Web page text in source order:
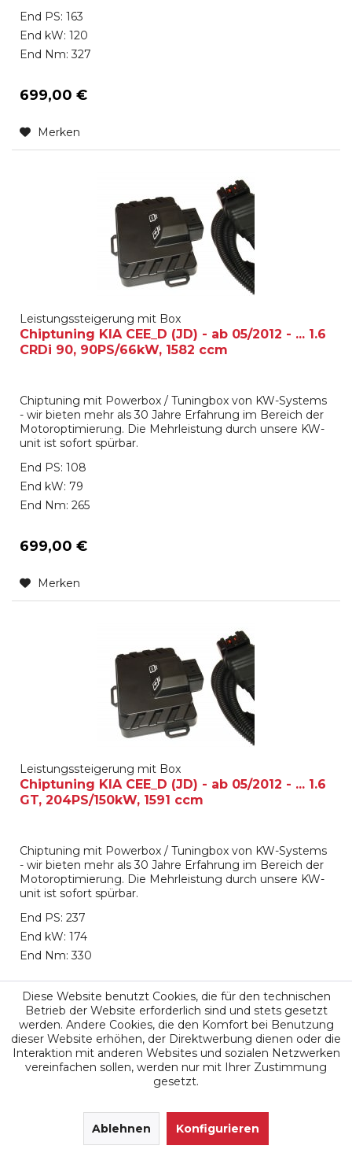
End PS: 163
End kW: 120
End Nm: 327
699,00 €
Merken
Leistungssteigerung mit Box
Chiptuning KIA CEE_D (JD) - ab 05/2012 - ... 1.6
CRDi 90, 90PS/66kW, 1582 ccm
Chiptuning mit Powerbox / Tuningbox von KW-Systems
- wir bieten mehr als 30 Jahre Erfahrung im Bereich der
Motoroptimierung. Die Mehrleistung durch unsere KW-
unit ist sofort spürbar.
End PS: 108
End kW: 79
End Nm: 265
699,00 €
Merken
Leistungssteigerung mit Box
Chiptuning KIA CEE_D (JD) - ab 05/2012 - ... 1.6
GT, 204PS/150kW, 1591 ccm
Chiptuning mit Powerbox / Tuningbox von KW-Systems
- wir bieten mehr als 30 Jahre Erfahrung im Bereich der
Motoroptimierung. Die Mehrleistung durch unsere KW-
unit ist sofort spürbar.
End PS: 237
End kW: 174
End Nm: 330
699,00 €
Merken
Diese Website benutzt Cookies, die für den technischen
Betrieb der Website erforderlich sind und stets gesetzt
werden. Andere Cookies, die den Komfort bei Benutzung
dieser Website erhöhen, der Direktwerbung dienen oder die
Interaktion mit anderen Websites und sozialen Netzwerken
vereinfachen sollen, werden nur mit Ihrer Zustimmung
gesetzt.
Ablehnen Konfigurieren
SEHR GUT (4.9 / 5)
Bewertungen bei: google.de, shopvote.de ⓘ
Informationen zur Echtheit der Bewertungen